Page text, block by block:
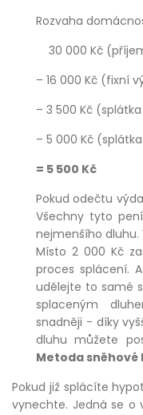
Rozvaha
30 000 Kč
– 16 000 Kč (fixní
– 3 500 Kč
– 5 000 Kč
= 5 500 Kč
Pokud odečtu
Všechny tyto
nejmenšího
Místo 2 000 Kč
proces splácení.
udělejte to samé
splaceným
snadněji - díky
dluhu můžete
Metoda sněhové
Pokud již splácíte
vynechte. Jedná se o